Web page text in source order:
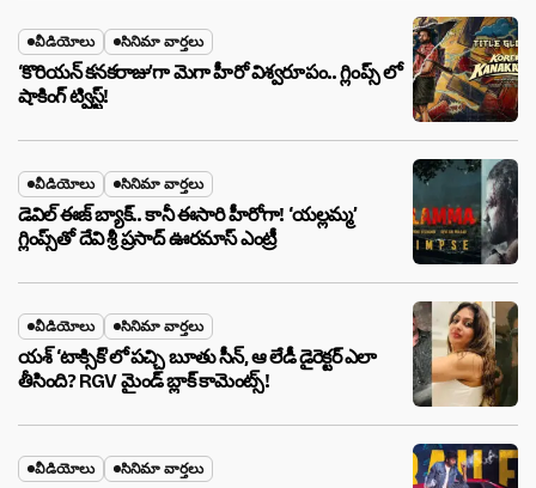
వీడియోలు సినిమా వార్తలు
‘కొరియన్ కనకరాజు’గా మెగా హీరో విశ్వరూపం.. గ్లింప్స్ లో
షాకింగ్ ట్విస్ట్!
వీడియోలు సినిమా వార్తలు
డెవిల్ ఈజ్ బ్యాక్.. కానీ ఈసారి హీరోగా! ‘యల్లమ్మ’
గ్లింప్స్‌తో దేవి శ్రీ ప్రసాద్ ఊరమాస్ ఎంట్రీ
వీడియోలు సినిమా వార్తలు
యశ్ ‘టాక్సిక్’లో పచ్చి బూతు సీన్, ఆ లేడీ డైరెక్టర్ ఎలా
తీసింది? RGV మైండ్ బ్లాక్ కామెంట్స్!
వీడియోలు సినిమా వార్తలు